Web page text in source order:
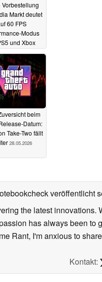
Vorbestellung
Markt deutet
60 FPS
Modus
und Xbox
24.06.2026
beim
Datum:
Take-Two fällt
28.05.2026
veröffentlicht
the latest innovations.
has always been to
Rant, I'm anxious to
Kontakt: